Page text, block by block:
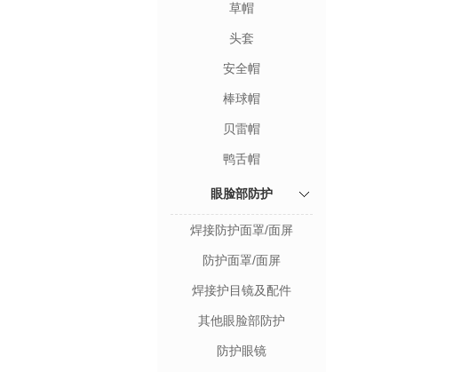
草帽
头套
安全帽
棒球帽
贝雷帽
鸭舌帽
眼脸部防护
焊接防护面罩/面屏
防护面罩/面屏
焊接护目镜及配件
其他眼脸部防护
防护眼镜